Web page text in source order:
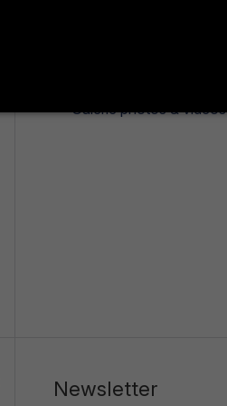
Galerie photos & vidéos
Newsletter